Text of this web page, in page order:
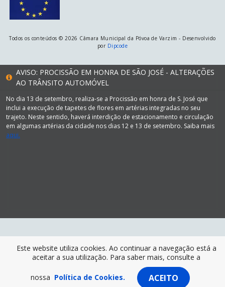
Todos os conteúdos © 2026 Câmara Municipal da Póvoa de Varzim - Desenvolvido
por Dipcode
AVISO: PROCISSÃO EM HONRA DE SÃO JOSÉ - ALTERAÇÕES
AO TRÂNSITO AUTOMÓVEL
No dia 13 de setembro, realiza-se a Procissão em honra de S. José que
inclui a execução de tapetes de flores em artérias integradas no seu
trajeto. Neste sentido, haverá interdição de estacionamento e circulação
em algumas artérias da cidade nos dias 12 e 13 de setembro. Saiba mais
aqui.
Este website utiliza cookies. Ao continuar a navegação está a
aceitar a sua utilização. Para saber mais, consulte a
nossa Política de Cookies. ACEITO